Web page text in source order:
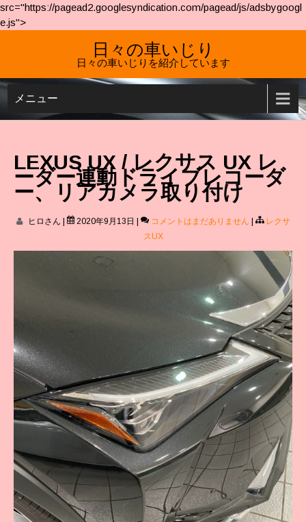
src="https://pagead2.googlesyndication.com/pagead/js/adsbygoogl
e.js">
日々の車いじり
日々の車いじりを紹介しています
メニュー
LEXUS UX / レクサス UX レ
ーダー連動ドライブレコーダ
ー、リアカメラ取り付け
ヒロさん 2020年9月13日 コメントはまだありません
レクサ
スUX